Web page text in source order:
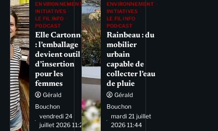
ENVIRONNEMENT
INITIATIVES
LE FIL INFO
PODCAST
Elle Cartonne
: l’emballage
devient outil
d’insertion
pour les
femmes
Gérald
Bouchon
vendredi 24
juillet 2026 11:29
ENVIRONNEMENT
INITIATIVES
LE FIL INFO
PODCAST
Rainbeau : du
mobilier
urbain
capable de
collecter l’eau
de pluie
Gérald
Bouchon
mardi 21 juillet
2026 11:44